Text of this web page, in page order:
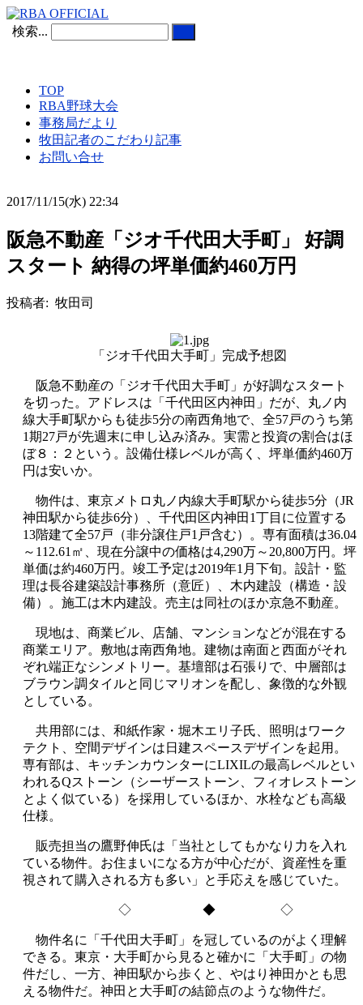
検索...
TOP
RBA野球大会
事務局だより
牧田記者のこだわり記事
お問い合せ
2017/11/15(水) 22:34
阪急不動産「ジオ千代田大手町」 好調
スタート 納得の坪単価約460万円
投稿者: 牧田司
「ジオ千代田大手町」完成予想図
阪急不動産の「ジオ千代田大手町」が好調なスタート
を切った。アドレスは「千代田区内神田」だが、丸ノ内
線大手町駅からも徒歩5分の南西角地で、全57戸のうち第
1期27戸が先週末に申し込み済み。実需と投資の割合はほ
ぼ８：２という。設備仕様レベルが高く、坪単価約460万
円は安いか。
物件は、東京メトロ丸ノ内線大手町駅から徒歩5分（JR
神田駅から徒歩6分）、千代田区内神田1丁目に位置する
13階建て全57戸（非分譲住戸1戸含む）。専有面積は36.04
～112.61㎡、現在分譲中の価格は4,290万～20,800万円。坪
単価は約460万円。竣工予定は2019年1月下旬。設計・監
理は長谷建築設計事務所（意匠）、木内建設（構造・設
備）。施工は木内建設。売主は同社のほか京急不動産。
現地は、商業ビル、店舗、マンションなどが混在する
商業エリア。敷地は南西角地。建物は南面と西面がそれ
ぞれ端正なシンメトリー。基壇部は石張りで、中層部は
ブラウン調タイルと同じマリオンを配し、象徴的な外観
としている。
共用部には、和紙作家・堀木エリ子氏、照明はワーク
テクト、空間デザインは日建スペースデザインを起用。
専有部は、キッチンカウンターにLIXILの最高レベルとい
われるQストーン（シーザーストーン、フィオレストーン
とよく似ている）を採用しているほか、水栓なども高級
仕様。
販売担当の鷹野伸氏は「当社としてもかなり力を入れ
ている物件。お住まいになる方が中心だが、資産性を重
視されて購入される方も多い」と手応えを感じていた。
◇ ◆ ◇
物件名に「千代田大手町」を冠しているのがよく理解
できる。東京・大手町から見ると確かに「大手町」の物
件だし、一方、神田駅から歩くと、やはり神田かとも思
える物件だ。神田と大手町の結節点のような物件だ。